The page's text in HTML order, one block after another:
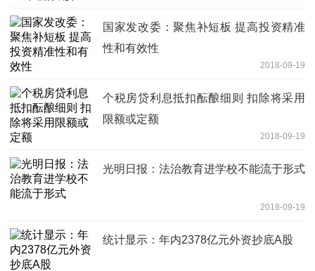
国家发改委：聚焦补短板 提高投资精准
性和有效性
2018-09-19
个税房贷利息抵扣酝酿细则 扣除将采用
限额或定额
2018-09-19
光明日报：法治教育进学校不能流于形式
2018-09-19
统计显示：年内2378亿元外资抄底A股